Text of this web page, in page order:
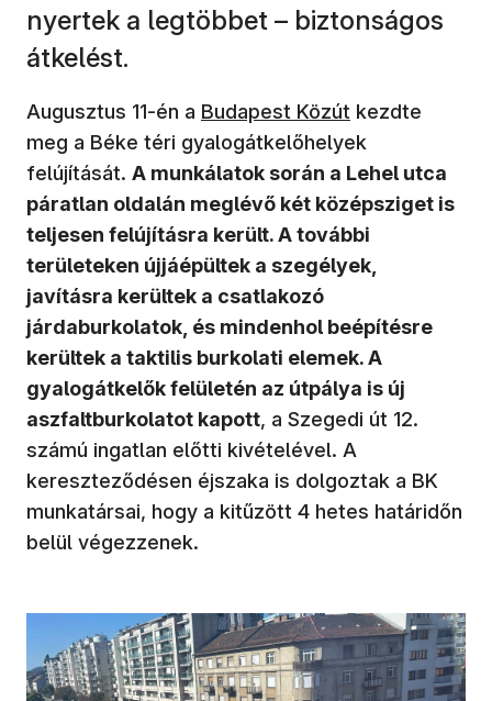
nyertek a legtöbbet – biztonságos
átkelést.
Augusztus 11-én a (új ablakban nyílik meg)
Budapest Közút kezdte
meg a Béke téri gyalogátkelőhelyek
felújítását. A munkálatok során a Lehel utca
páratlan oldalán meglévő két középsziget is
teljesen felújításra került. A további
területeken újjáépültek a szegélyek,
javításra kerültek a csatlakozó
járdaburkolatok, és mindenhol beépítésre
kerültek a taktilis burkolati elemek. A
gyalogátkelők felületén az útpálya is új
aszfaltburkolatot kapott, a Szegedi út 12.
számú ingatlan előtti kivételével. A
kereszteződésen éjszaka is dolgoztak a BK
munkatársai, hogy a kitűzött 4 hetes határidőn
belül végezzenek.